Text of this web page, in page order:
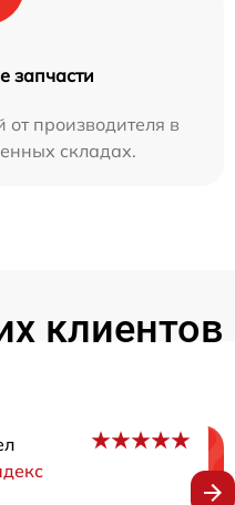
запчасти
от производителя в
складах.
клиентов